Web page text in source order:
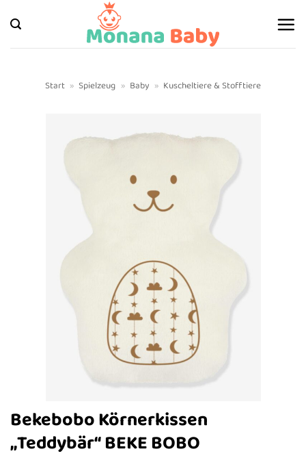
Inhalt
springen
Start » Spielzeug » Baby » Kuscheltiere & Stofftiere
Bekebobo Körnerkissen
„Teddybär“ BEKE BOBO